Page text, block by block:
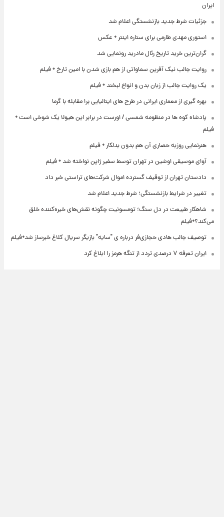
ایران
جزئیات شرط جدید بازنشستگی اعلام شد
استوری مهدی طارمی برای ستاره اینتر + عکس
گران‌ترین خرید تاریخ رئال مادرید رونمایی شد
روایت جالب نیک آفرین سماواتی از هم بازی شدن با امین تارخ + فیلم
یک روایت جالب از زبان بدن و انواع لبخند + فیلم
بهره گیری از معماری ایرانی در طرح های ایتالیایی برا مقابله با گرما
پادشاه کوه ها در منظومه شمسی / اورست در برابر این هیولا یک شوخی است +
فیلم
هنرنمایی روزبه حصاری آن هم بدون بدلکار + فیلم
آوای موسیقی اوشین در تهران توسط سفیر ژاپن نواخته شد + فیلم
دادستان تهران از توقیف گسترده اموال شرکت‌های تراستی خبر داد
تغییر در شرایط بازنشستگی؛ شرط جدید اعلام شد
شاهکار طبیعت در دل سنگ؛ تومسونیت چگونه نقش‌های خیره‌کننده خلق
می‌کند؟+فیلم
توصیف جالب هادی حجازی‌فر درباره ی "سایه" بازیگر سریال کلاغ خبرساز شد+فیلم
ایران تعرفه ۷ درصدی تردد از تنگه هرمز را ابلاغ کرد